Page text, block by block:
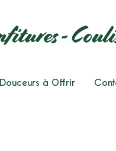
Douceurs à Offrir